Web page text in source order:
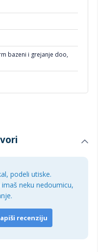
bazeni i grejanje doo,
podeli utiske.
neku nedoumicu,
recenziju